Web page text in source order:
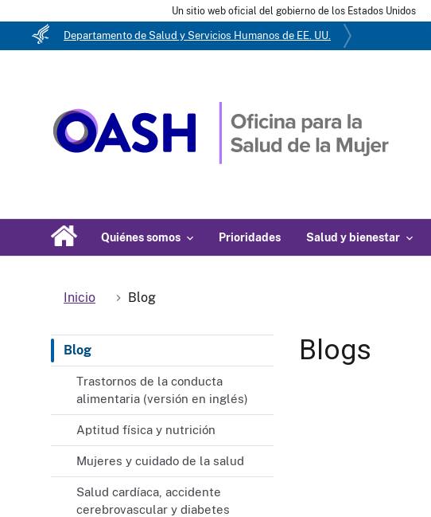
Un sitio web oficial del gobierno de los Estados Unidos
Departamento de Salud y Servicios Humanos de EE. UU.
Quiénes somos Prioridades Salud y bienestar
Inicio Blog
Blog
Trastornos de la conducta
alimentaria (versión en inglés)
Aptitud física y nutrición
Mujeres y cuidado de la salud
Salud cardíaca, accidente
cerebrovascular y diabetes
Blogs